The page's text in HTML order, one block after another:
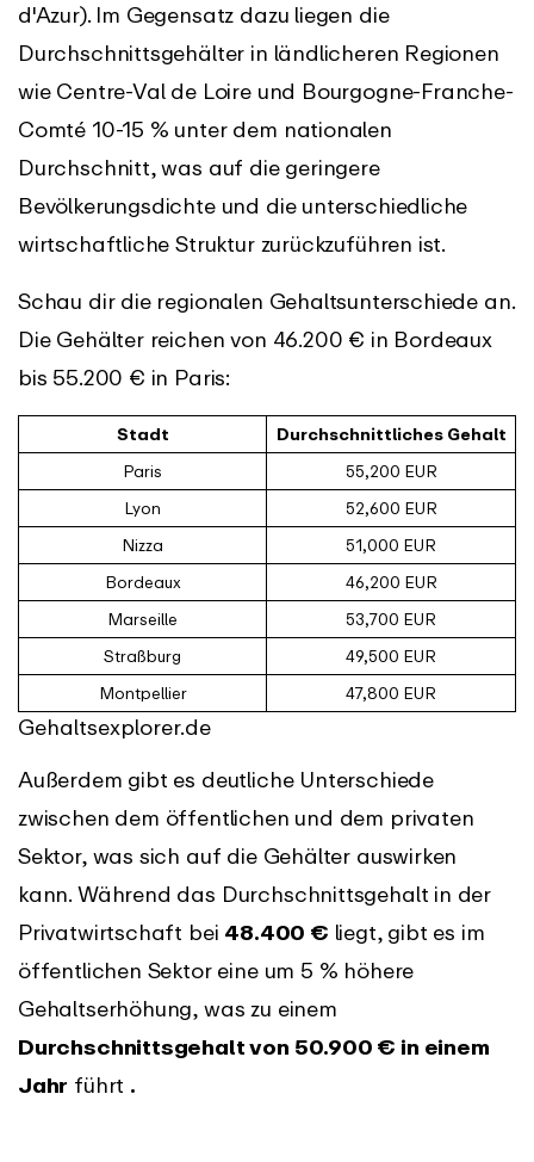
d'Azur). Im Gegensatz dazu liegen die
Durchschnittsgehälter in ländlicheren Regionen
wie Centre-Val de Loire und Bourgogne-Franche-
Comté 10-15 % unter dem nationalen
Durchschnitt, was auf die geringere
Bevölkerungsdichte und die unterschiedliche
wirtschaftliche Struktur zurückzuführen ist.
Schau dir die regionalen Gehaltsunterschiede an.
Die Gehälter reichen von 46.200 € in Bordeaux
bis 55.200 € in Paris:
Stadt
Durchschnittliches Gehalt
Paris
55,200 EUR
Lyon
52,600 EUR
Nizza
51,000 EUR
Bordeaux
46,200 EUR
Marseille
53,700 EUR
Straßburg
49,500 EUR
Montpellier
47,800 EUR
Gehaltsexplorer.de
Außerdem gibt es deutliche Unterschiede
zwischen dem öffentlichen und dem privaten
Sektor, was sich auf die Gehälter auswirken
kann. Während das Durchschnittsgehalt in der
Privatwirtschaft bei 48.400 € liegt, gibt es im
öffentlichen Sektor eine um 5 % höhere
Gehaltserhöhung, was zu einem
Durchschnittsgehalt von 50.900 € in einem
Jahr führt .